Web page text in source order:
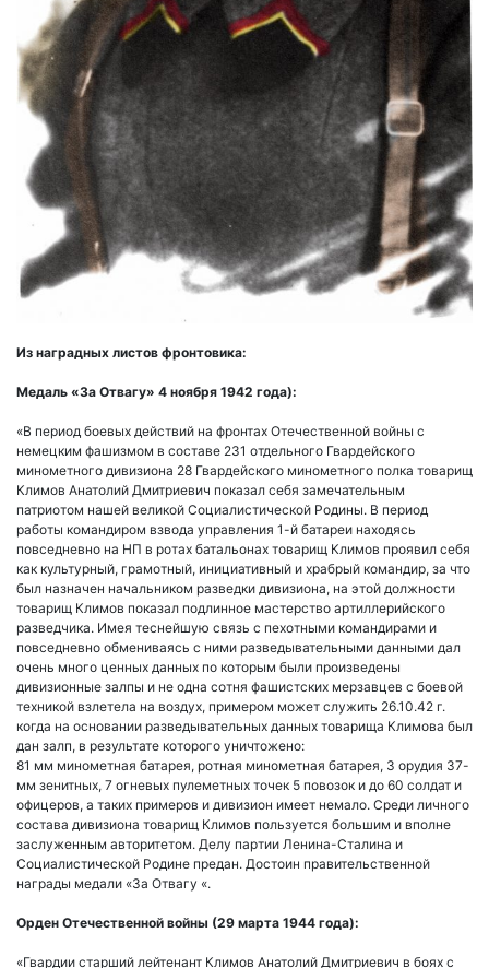
Из наградных листов фронтовика:
Медаль «За Отвагу» 4 ноября 1942 года):
«В период боевых действий на фронтах Отечественной войны с
немецким фашизмом в составе 231 отдельного Гвардейского
минометного дивизиона 28 Гвардейского минометного полка товарищ
Климов Анатолий Дмитриевич показал себя замечательным
патриотом нашей великой Социалистической Родины. В период
работы командиром взвода управления 1-й батареи находясь
повседневно на НП в ротах батальонах товарищ Климов проявил себя
как культурный, грамотный, инициативный и храбрый командир, за что
был назначен начальником разведки дивизиона, на этой должности
товарищ Климов показал подлинное мастерство артиллерийского
разведчика. Имея теснейшую связь с пехотными командирами и
повседневно обмениваясь с ними разведывательными данными дал
очень много ценных данных по которым были произведены
дивизионные залпы и не одна сотня фашистских мерзавцев с боевой
техникой взлетела на воздух, примером может служить 26.10.42 г.
когда на основании разведывательных данных товарища Климова был
дан залп, в результате которого уничтожено:
81 мм минометная батарея, ротная минометная батарея, 3 орудия 37-
мм зенитных, 7 огневых пулеметных точек 5 повозок и до 60 солдат и
офицеров, а таких примеров и дивизион имеет немало. Среди личного
состава дивизиона товарищ Климов пользуется большим и вполне
заслуженным авторитетом. Делу партии Ленина-Сталина и
Социалистической Родине предан. Достоин правительственной
награды медали «За Отвагу «.
Орден Отечественной войны (29 марта 1944 года):
«Гвардии старший лейтенант Климов Анатолий Дмитриевич в боях с